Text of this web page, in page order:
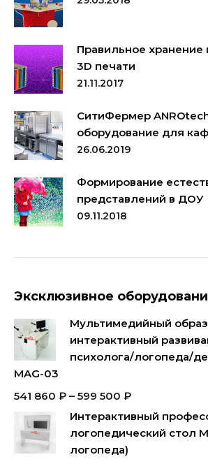
Правильное хранение
3D печати
21.11.2017
СитиФермер
оборудование для
26.06.2019
Формирование
представлений в ДОУ
09.11.2018
Эксклюзивное
Мультимедийный
интерактивный
психолога/логопеда/
MAG-03
541 860 ₽ – 599 500 ₽
Интерактивный
логопедический стол
логопеда)